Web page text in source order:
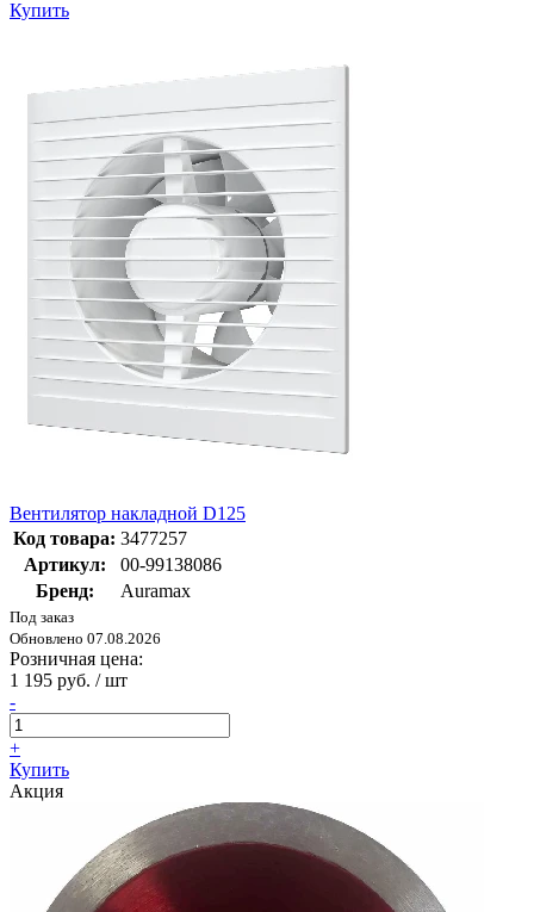
Купить
Вентилятор накладной D125
Код товара: 3477257
Артикул:
00-99138086
Бренд:
Auramax
Под заказ
Обновлено 07.08.2026
Розничная цена:
1 195 руб. / шт
-
+
Купить
Акция